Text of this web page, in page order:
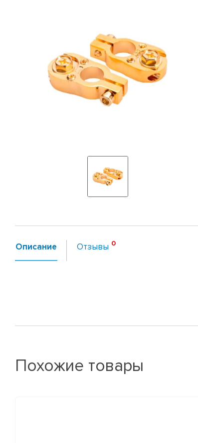
Описание Отзывы
Похожие товары